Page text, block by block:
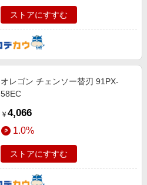
ストアにすすむ
オレゴン チェンソー替刃 91PX-
58EC
￥ 4,066
1.0%
ストアにすすむ